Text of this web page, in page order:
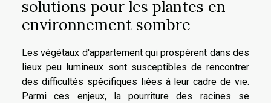
solutions pour les plantes en
environnement sombre
Les végétaux d'appartement qui prospèrent dans des
lieux peu lumineux sont susceptibles de rencontrer
des difficultés spécifiques liées à leur cadre de vie.
Parmi ces enjeux, la pourriture des racines se